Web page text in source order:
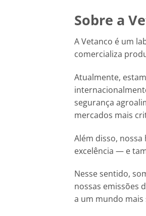
Sobre a
A Vetanco é um
comercializa
Atualmente,
segurança
mercados mais
Além disso,
excelência — e
Nesse sentido,
nossas emissões
a um mundo mais